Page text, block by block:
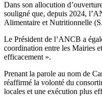
Dans son allocution
souligné que, depuis 2024,
Alimentaire et Nutritionnelle
Le Président de l’ANCB a
coordination entre les Mairies
efficacement ».
Prenant la parole au nom de
réaffirmé la volonté du
locales et une exécution plus